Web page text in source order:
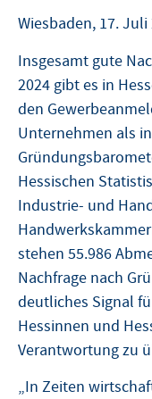
Wiesbaden, 17. Juli
Insgesamt gute
2024 gibt es in
den
Unternehmen als
Hessischen
Industrie- und
stehen 55.986
Nachfrage nach
deutliches Signal
Hessinnen und
Verantwortung zu
„In Zeiten